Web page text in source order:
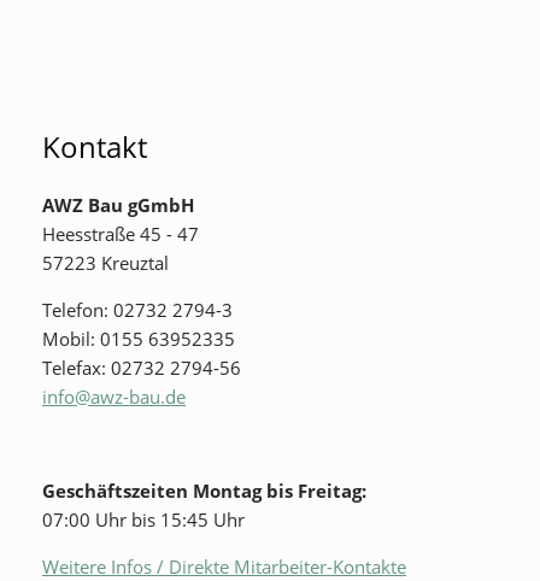
Kontakt
AWZ Bau gGmbH
Heesstraße 45 - 47
57223 Kreuztal
Telefon: 02732 2794-3
Mobil: 0155 63952335
Telefax: 02732 2794-56
info@awz-bau.de
Geschäftszeiten Montag bis Freitag:
07:00 Uhr bis 15:45 Uhr
Weitere Infos / Direkte Mitarbeiter-Kontakte